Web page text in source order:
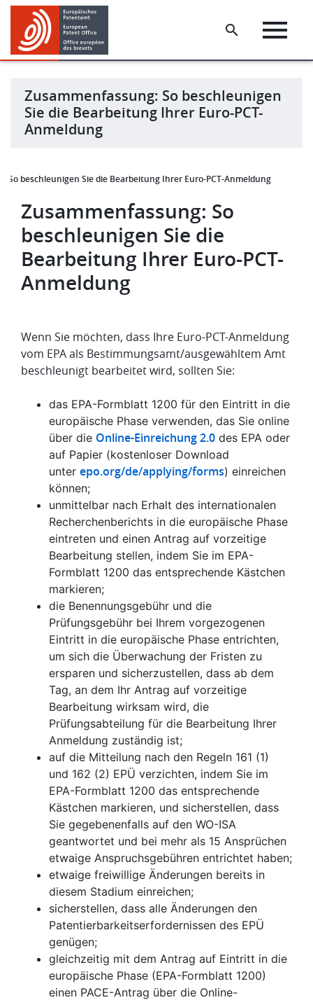
Skip
main
content
Skip
footer
Zusammenfassung: So beschleunigen
Sie die Bearbeitung Ihrer Euro-PCT-
Anmeldung
So beschleunigen Sie die Bearbeitung Ihrer Euro-PCT-Anmeldung
Zusammenfassung: So
beschleunigen Sie die
Bearbeitung Ihrer Euro-PCT-
Anmeldung
Wenn Sie möchten, dass Ihre Euro-PCT-Anmeldung
vom EPA als Bestimmungsamt/ausgewähltem Amt
beschleunigt bearbeitet wird, sollten Sie:
das EPA-Formblatt 1200 für den Eintritt in die
europäische Phase verwenden, das Sie online
über die Online-Einreichung 2.0 des EPA oder
auf Papier (kostenloser Download
unter epo.org/de/applying/forms) einreichen
können;
unmittelbar nach Erhalt des internationalen
Recherchenberichts in die europäische Phase
eintreten und einen Antrag auf vorzeitige
Bearbeitung stellen, indem Sie im EPA-
Formblatt 1200 das entsprechende Kästchen
markieren;
die Benennungsgebühr und die
Prüfungsgebühr bei Ihrem vorgezogenen
Eintritt in die europäische Phase entrichten,
um sich die Überwachung der Fristen zu
ersparen und sicherzustellen, dass ab dem
Tag, an dem Ihr Antrag auf vorzeitige
Bearbeitung wirksam wird, die
Prüfungsabteilung für die Bearbeitung Ihrer
Anmeldung zuständig ist;
auf die Mitteilung nach den Regeln 161 (1)
und 162 (2) EPÜ verzichten, indem Sie im
EPA-Formblatt 1200 das entsprechende
Kästchen markieren, und sicherstellen, dass
Sie gegebenenfalls auf den WO-ISA
geantwortet und bei mehr als 15 Ansprüchen
etwaige Anspruchsgebühren entrichtet haben;
etwaige freiwillige Änderungen bereits in
diesem Stadium einreichen;
sicherstellen, dass alle Änderungen den
Patentierbarkeitserfordernissen des EPÜ
genügen;
gleichzeitig mit dem Antrag auf Eintritt in die
europäische Phase (EPA-Formblatt 1200)
einen PACE-Antrag über die Online-